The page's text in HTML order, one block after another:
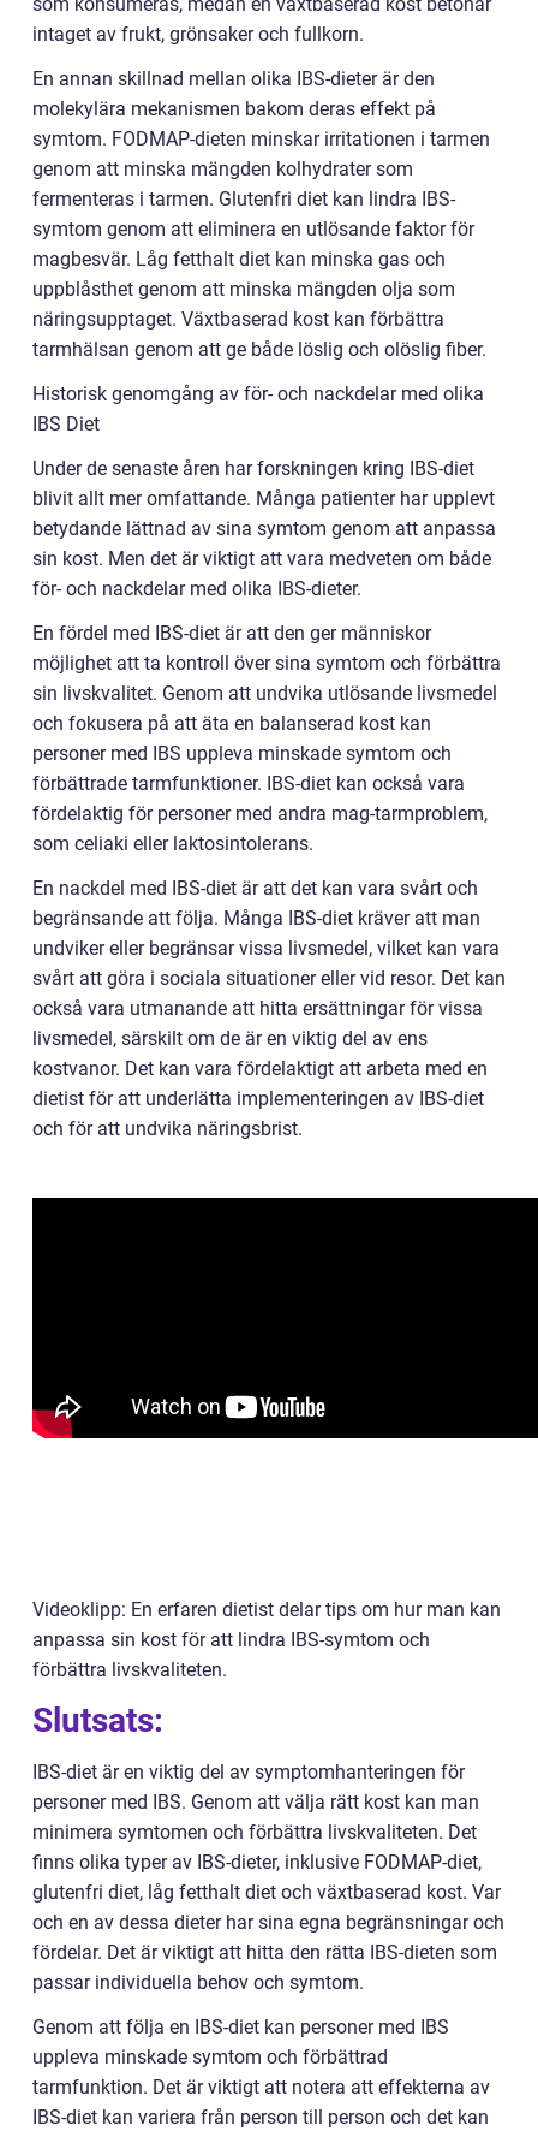
intaget av frukt, grönsaker och fullkorn.
En annan skillnad mellan olika IBS-dieter är den
molekylära mekanismen bakom deras effekt på
symtom. FODMAP-dieten minskar irritationen i tarmen
genom att minska mängden kolhydrater som
fermenteras i tarmen. Glutenfri diet kan lindra IBS-
symtom genom att eliminera en utlösande faktor för
magbesvär. Låg fetthalt diet kan minska gas och
uppblåsthet genom att minska mängden olja som
näringsupptaget. Växtbaserad kost kan förbättra
tarmhälsan genom att ge både löslig och olöslig fiber.
Historisk genomgång av för- och nackdelar med olika
IBS Diet
Under de senaste åren har forskningen kring IBS-diet
blivit allt mer omfattande. Många patienter har upplevt
betydande lättnad av sina symtom genom att anpassa
sin kost. Men det är viktigt att vara medveten om både
för- och nackdelar med olika IBS-dieter.
En fördel med IBS-diet är att den ger människor
möjlighet att ta kontroll över sina symtom och förbättra
sin livskvalitet. Genom att undvika utlösande livsmedel
och fokusera på att äta en balanserad kost kan
personer med IBS uppleva minskade symtom och
förbättrade tarmfunktioner. IBS-diet kan också vara
fördelaktig för personer med andra mag-tarmproblem,
som celiaki eller laktosintolerans.
En nackdel med IBS-diet är att det kan vara svårt och
begränsande att följa. Många IBS-diet kräver att man
undviker eller begränsar vissa livsmedel, vilket kan vara
svårt att göra i sociala situationer eller vid resor. Det kan
också vara utmanande att hitta ersättningar för vissa
livsmedel, särskilt om de är en viktig del av ens
kostvanor. Det kan vara fördelaktigt att arbeta med en
dietist för att underlätta implementeringen av IBS-diet
och för att undvika näringsbrist.
Videoklipp: En erfaren dietist delar tips om hur man kan
anpassa sin kost för att lindra IBS-symtom och
förbättra livskvaliteten.
Slutsats:
IBS-diet är en viktig del av symptomhanteringen för
personer med IBS. Genom att välja rätt kost kan man
minimera symtomen och förbättra livskvaliteten. Det
finns olika typer av IBS-dieter, inklusive FODMAP-diet,
glutenfri diet, låg fetthalt diet och växtbaserad kost. Var
och en av dessa dieter har sina egna begränsningar och
fördelar. Det är viktigt att hitta den rätta IBS-dieten som
passar individuella behov och symtom.
Genom att följa en IBS-diet kan personer med IBS
uppleva minskade symtom och förbättrad
tarmfunktion. Det är viktigt att notera att effekterna av
IBS-diet kan variera från person till person och det kan